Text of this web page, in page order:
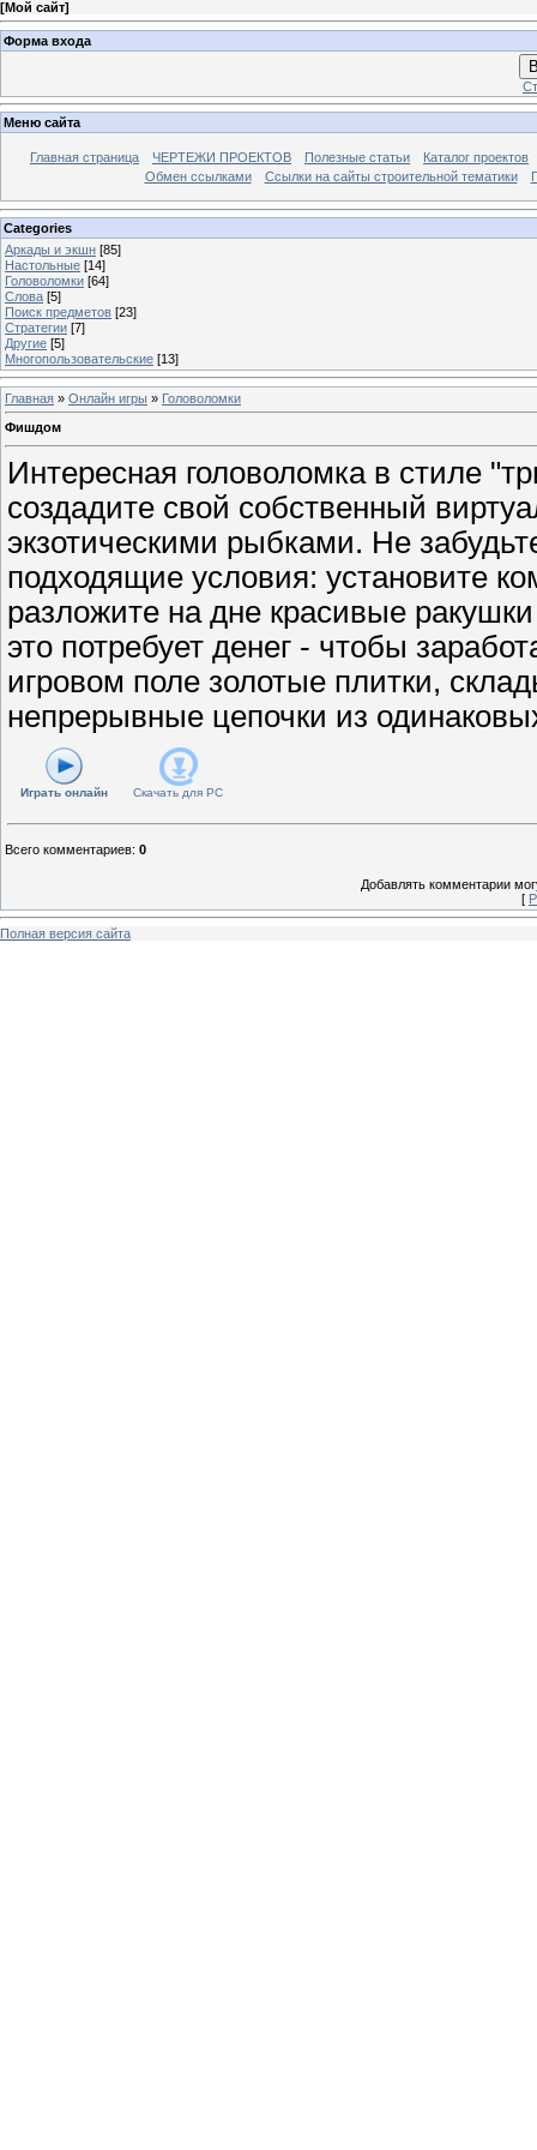
[Мой сайт]
Форма входа
Меню сайта
Главная страница ЧЕРТЕЖИ ПРОЕКТОВ Полезные статьи
Каталог проектов
Обмен ссылками
Ссылки на сайты строительной тематики
Categories
Аркады и экшн [85]
Настольные [14]
Головоломки [64]
Слова [5]
Поиск предметов [23]
Стратегии [7]
Другие [5]
Многопользовательские [13]
Главная » Онлайн игры » Головоломки
Фишдом
Интересная головоломка в стиле
создадите свой собственный
экзотическими рыбками. Не
подходящие условия: установите
разложите на дне красивые
это потребует денег - чтобы
игровом поле золотые плитки,
непрерывные цепочки из
Играть онлайн Скачать для PC
Всего комментариев: 0
Добавлять комментарии
[
Полная версия сайта